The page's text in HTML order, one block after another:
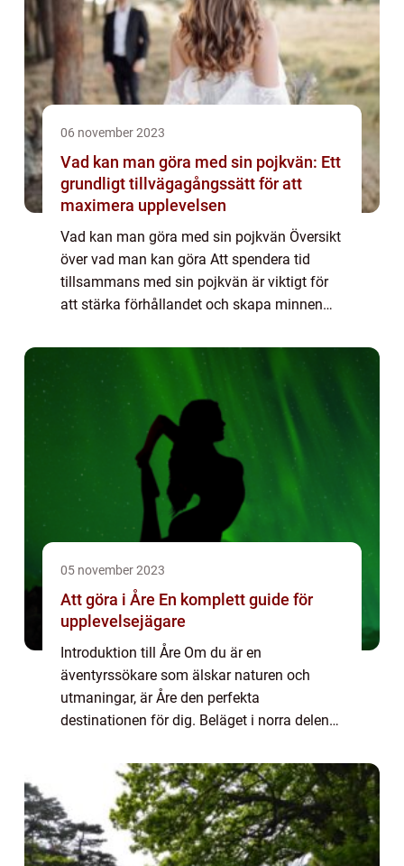
06 november 2023
Vad kan man göra med sin pojkvän: Ett
grundligt tillvägagångssätt för att
maximera upplevelsen
Vad kan man göra med sin pojkvän Översikt
över vad man kan göra Att spendera tid
tillsammans med sin pojkvän är viktigt för
att stärka förhållandet och skapa minnen
aktiviteter som kan utforskas för att göra...
05 november 2023
Att göra i Åre En komplett guide för
upplevelsejägare
Introduktion till Åre Om du är en
äventyrssökare som älskar naturen och
utmaningar, är Åre den perfekta
destinationen för dig. Beläget i norra delen
erbjuder en mängd spännande aktiviteter
och upplevelser å...